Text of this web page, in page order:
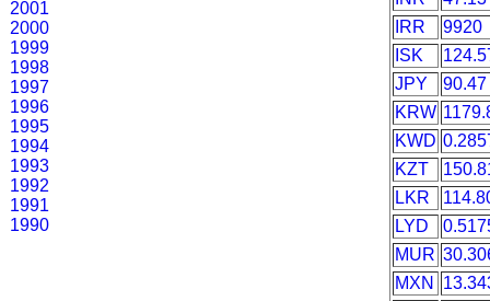
2001
2000
1999
1998
1997
1996
1995
1994
1993
1992
1991
1990
IRR
9920
ISK
JPY
90.47
KRW
KWD
KZT
LKR
LYD
MUR
MXN